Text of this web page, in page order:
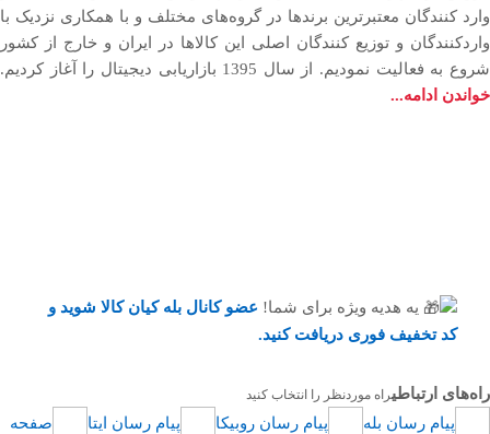
وارد كنندگان معتبرترین برندها در گروه‌‏های مختلف و با همکاری نزدیک با
وارد‏کنندگان و توزیع‏ کنندگان اصلی این کالاها در ایران و خارج از کشور
شروع به فعاليت نمودیم. از سال 1395 بازاریابی دیجیتال را آغاز کردیم.
خواندن ادامه...
یه هدیه ویژه برای شما! عضو کانال بله کیان کالا شوید و
کد تخفیف فوری دریافت کنید.
راه‌های ارتباطیراه موردنظر را انتخاب کنید
پیام رسان بله پیام رسان روبیکا پیام رسان ایتا صفحه